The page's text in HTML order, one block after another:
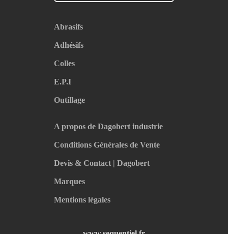
Abrasifs
Adhésifs
Colles
E.P.I
Outillage
A propos de Dagobert industrie
Conditions Générales de Vente
Devis & Contact | Dagobert
Marques
Mentions légales